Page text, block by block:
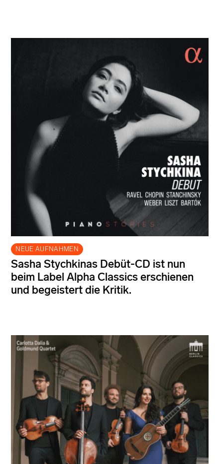
NEUE AUFNAHMEN
Sasha Stychkinas Debüt-CD ist nun
beim Label Alpha Classics erschienen
und begeistert die Kritik.